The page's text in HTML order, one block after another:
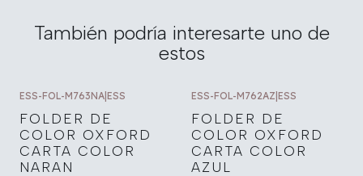
También podría interesarte uno de
estos
ESS-FOL-M763NA ESS
FOLDER DE
COLOR OXFORD
CARTA COLOR
NARAN
ESS-FOL-M762AZ ESS
FOLDER DE
COLOR OXFORD
CARTA COLOR
AZUL